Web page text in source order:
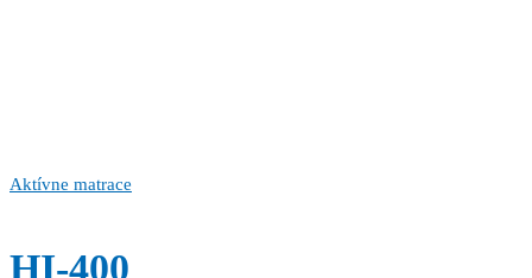
Aktívne matrace
HI-400